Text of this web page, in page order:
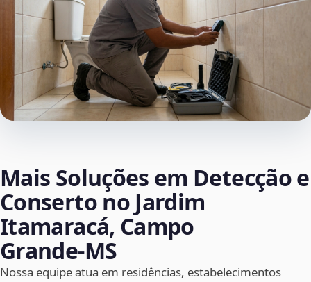
Mais Soluções em Detecção e
Conserto no Jardim
Itamaracá, Campo
Grande‑MS
Nossa equipe atua em residências, estabelecimentos